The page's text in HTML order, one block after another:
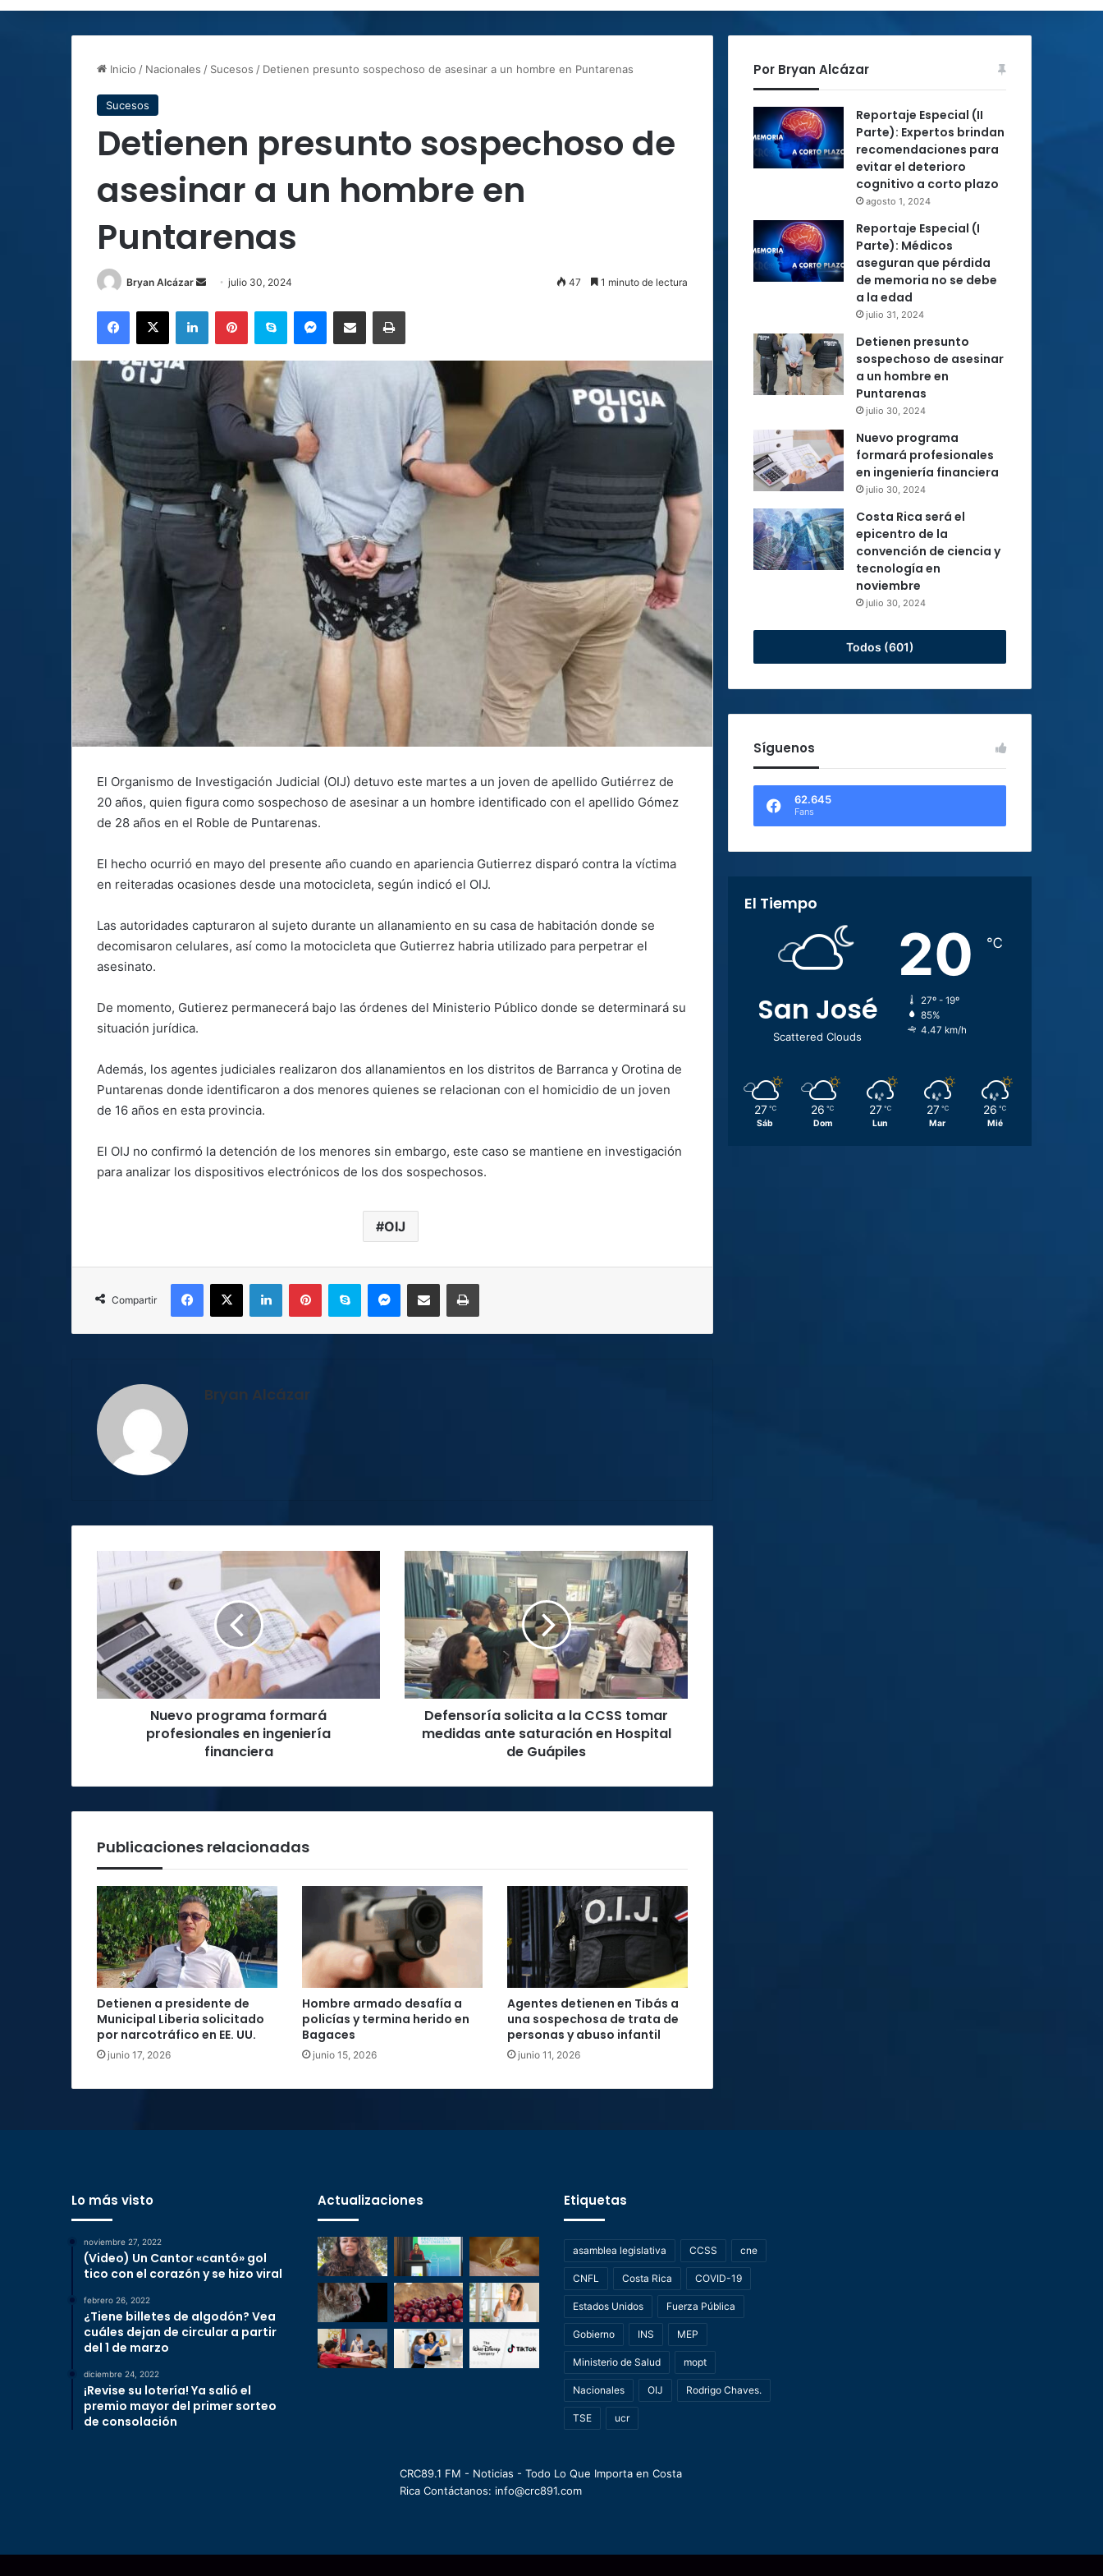
Inicio / Nacionales / Sucesos / Detienen presunto sospechoso de asesinar a un hombre en Puntarenas
Sucesos
Detienen presunto sospechoso de
asesinar a un hombre en
Puntarenas
Bryan Alcázar
Send
email
julio 30, 2024 47 1 minuto de lectura
Facebook
X LinkedInPinterestSkype MessengerCompartir por correo electrónicoImprimir
El Organismo de Investigación Judicial (OIJ) detuvo este martes a un joven de apellido Gutiérrez de
20 años, quien figura como sospechoso de asesinar a un hombre identificado con el apellido Gómez
de 28 años en el Roble de Puntarenas.
El hecho ocurrió en mayo del presente año cuando en apariencia Gutierrez disparó contra la víctima
en reiteradas ocasiones desde una motocicleta, según indicó el OIJ.
Las autoridades capturaron al sujeto durante un allanamiento en su casa de habitación donde se
decomisaron celulares, así como la motocicleta que Gutierrez habria utilizado para perpetrar el
asesinato.
De momento, Gutierez permanecerá bajo las órdenes del Ministerio Público donde se determinará su
situación jurídica.
Además, los agentes judiciales realizaron dos allanamientos en los distritos de Barranca y Orotina de
Puntarenas donde identificaron a dos menores quienes se relacionan con el homicidio de un joven
de 16 años en esta provincia.
El OIJ no confirmó la detención de los menores sin embargo, este caso se mantiene en investigación
para analizar los dispositivos electrónicos de los dos sospechosos.
OIJ
Compartir
Facebook
X LinkedInPinterestSkype MessengerCompartir por correo electrónicoImprimir
Bryan Alcázar
programa
formará
profesionales
en
ingeniería
financiera
Nuevo programa formará
profesionales en ingeniería
financiera
Defensoría
solicita
a
la
tomar
medidas
ante
saturación
Hospital
Defensoría solicita a la CCSS tomar
medidas ante saturación en Hospital
de Guápiles
Publicaciones relacionadas
Detienen a presidente de
Municipal Liberia solicitado
por narcotráfico en EE. UU.
junio 17, 2026
Hombre armado desafía a
policías y termina herido en
Bagaces
junio 15, 2026
Agentes detienen en Tibás a
una sospechosa de trata de
personas y abuso infantil
junio 11, 2026
Por Bryan Alcázar
Reportaje Especial (II
Parte): Expertos brindan
recomendaciones para
evitar el deterioro
cognitivo a corto plazo
agosto 1, 2024
Reportaje Especial (I
Parte): Médicos
aseguran que pérdida
de memoria no se debe
a la edad
julio 31, 2024
Detienen presunto
sospechoso de asesinar
a un hombre en
Puntarenas
julio 30, 2024
Nuevo programa
formará profesionales
en ingeniería financiera
julio 30, 2024
Costa Rica será el
epicentro de la
convención de ciencia y
tecnología en
noviembre
julio 30, 2024
Todos (601)
Síguenos
62.645
Fans
El Tiempo
San José
Scattered Clouds
20 ℃
27º - 19º
85%
4.47 km/h
27 ℃
Sáb
26 ℃
Dom
27 ℃
Lun
27 ℃
Mar
26 ℃
Mié
Lo más visto
noviembre 27, 2022
(Video) Un Cantor «cantó» gol
tico con el corazón y se hizo viral
febrero 26, 2022
¿Tiene billetes de algodón? Vea
cuáles dejan de circular a partir
del 1 de marzo
diciembre 24, 2022
¡Revise su lotería! Ya salió el
premio mayor del primer sorteo
de consolación
Actualizaciones Etiquetas
asamblea legislativa CCSS cne
CNFL Costa Rica COVID-19
Estados Unidos Fuerza Pública
Gobierno INS MEP
Ministerio de Salud mopt
Nacionales OIJ Rodrigo Chaves.
TSE ucr
CRC89.1 FM - Noticias - Todo Lo Que Importa en Costa
Rica Contáctanos: info@crc891.com